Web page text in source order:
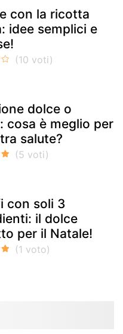
con la ricotta
idee semplici e
dolce o
cosa è meglio per
salute?
con soli 3
il dolce
per il Natale!